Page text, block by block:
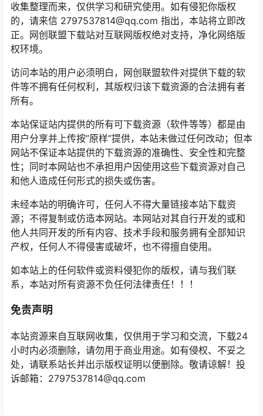
收集整理而来，仅供学习和研究使用。如有侵犯你版权
的，请来信 2797537814@qq.com 指出，本站将立即改
正。网创联盟下载站对互联网版权绝对支持，净化网络版
权环境。
访问本站的用户必须明白，网创联盟软件对提供下载的软
件等不拥有任何权利，其版权归该下载资源的合法拥有者
所有。
本站保证站内提供的所有可下载资源（软件等等）都是由
用户分享并上传按”原样”提供，本站未做过任何改动；但本
网站不保证本站提供的下载资源的准确性、安全性和完整
性；同时本网站也不承担用户因使用这些下载资源对自己
和他人造成任何形式的损失或伤害。
未经本站的明确许可，任何人不得大量链接本站下载资
源；不得复制或仿造本网站。本网站对其自行开发的或和
他人共同开发的所有内容、技术手段和服务拥有全部知识
产权，任何人不得侵害或破坏，也不得擅自使用。
如本站上的任何软件或资料侵犯你的版权，请与我们联
系，本站对所有资源不负任何法律责任！！！
免责声明
本站资源来自互联网收集，仅供用于学习和交流，下载24
小时内必须删除，请勿用于商业用途。如有侵权、不妥之
处，请联系站长并出示版权证明以便删除。敬请谅解！投
诉邮箱：2797537814@qq.com